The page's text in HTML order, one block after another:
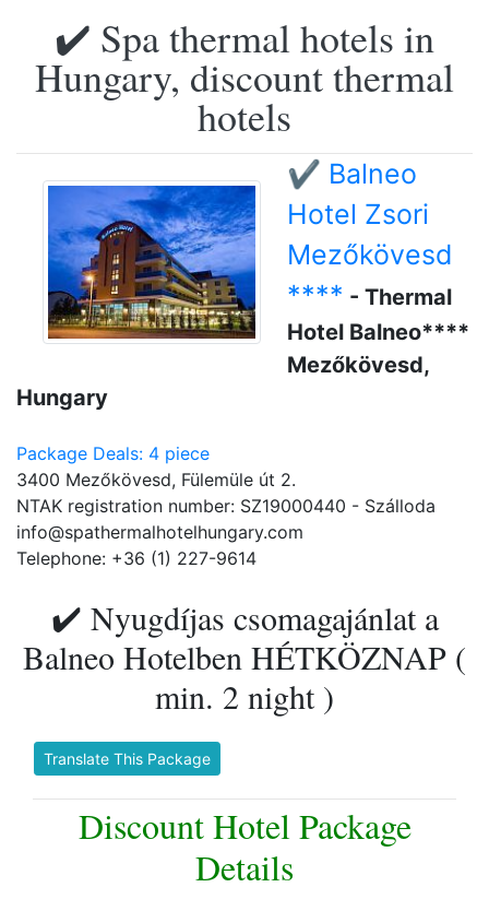
✔️ Spa thermal hotels in
Hungary, discount thermal
hotels
✔️ Balneo
Hotel Zsori
Mezőkövesd
**** - Thermal
Hotel Balneo****
Mezőkövesd,
Hungary
Package Deals: 4 piece
3400 Mezőkövesd, Fülemüle út 2.
NTAK registration number: SZ19000440 - Szálloda
info@spathermalhotelhungary.com
Telephone: +36 (1) 227-9614
✔️ Nyugdíjas csomagajánlat a
Balneo Hotelben HÉTKÖZNAP (
min. 2 night )
Translate This Package
Discount Hotel Package
Details